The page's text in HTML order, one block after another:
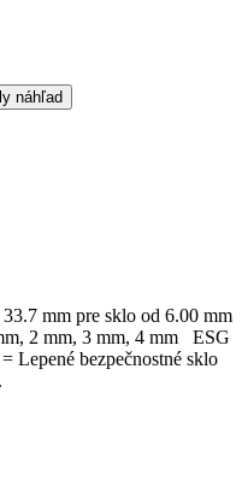
náhľad
mm pre sklo od 6.00 mm
2 mm, 3 mm, 4 mm ESG
Lepené bezpečnostné sklo